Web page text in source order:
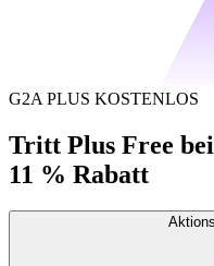
G2A PLUS KOSTENLOS
Tritt Plus Free
11 % Rabatt